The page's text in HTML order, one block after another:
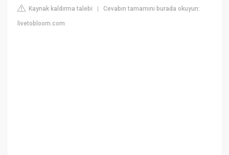
Kaynak kaldırma talebi |Cevabın tamamını burada okuyun:
livetobloom.com